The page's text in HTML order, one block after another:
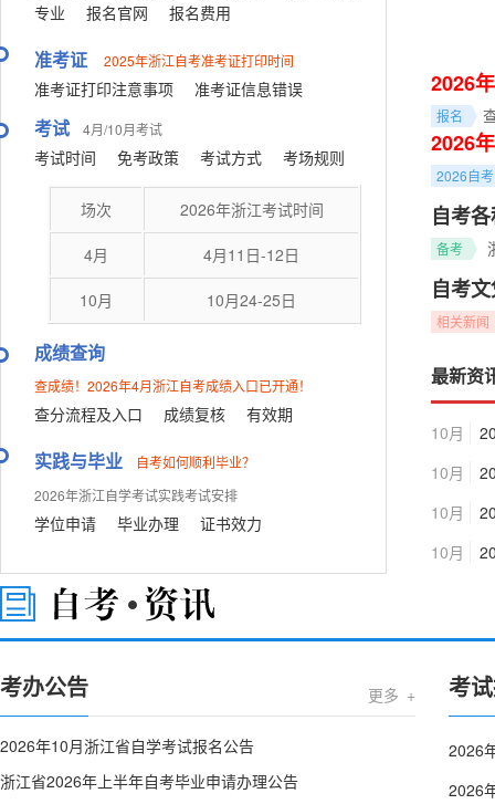
专业
报名官网 报名费用
准考证 2025年浙江自考准考证打印时间
准考证打印注意事项 准考证信息错误
考试 4月/10月考试
考试时间 免考政策 考试方式 考场规则
场次 2026年浙江考试时间
4月 4月11日-12日
10月 10月24-25日
成绩查询
查成绩！2026年4月浙江自考成绩入口已开通！
查分流程及入口 成绩复核 有效期
实践与毕业
自考如何顺利毕业？
2026年浙江自学考试实践考试安排
学位申请 毕业办理 证书效力
2026
报名
2026
2026自
自考
备考
自考
相关新闻
最新资
10月
课程
10月
课程
10月
课程
10月
自考 • 资讯
考办公告 更多 +
2026年10月浙江省自学考试报名公告
浙江省2026年上半年自考毕业申请办理公告
考
2026
2026